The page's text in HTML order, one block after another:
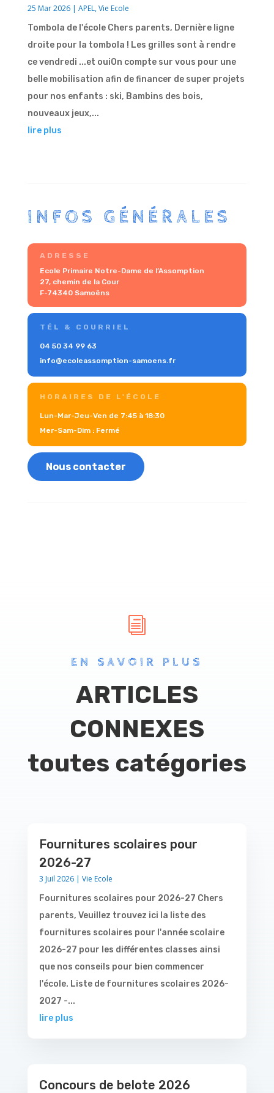
25 Mar 2026| APEL,Vie Ecole
Tombola de l'école Chers parents, Dernière ligne
droite pour la tombola ! Les grilles sont à rendre
ce vendredi ...et ouiOn compte sur vous pour une
belle mobilisation afin de financer de super projets
pour nos enfants : ski, Bambins des bois,
nouveaux jeux,...
lire plus
INFOS GÉNÉRALES
ADRESSE
Ecole Primaire Notre-Dame de l’Assomption
27, chemin de la Cour
F-74340 Samoëns
TÉL & COURRIEL
04 50 34 99 63
info@ecoleassomption-samoens.fr
HORAIRES DE L'ÉCOLE
Lun-Mar-Jeu-Ven de 7:45 à 18:30
Mer-Sam-Dim : Fermé
Nous contacter
i
EN SAVOIR PLUS
ARTICLES
CONNEXES
toutes catégories
Fournitures scolaires pour
2026-27
3 Juil 2026| Vie Ecole
Fournitures scolaires pour 2026-27 Chers
parents, Veuillez trouvez ici la liste des
fournitures scolaires pour l'année scolaire
2026-27 pour les différentes classes ainsi
que nos conseils pour bien commencer
l'école. Liste de fournitures scolaires 2026-
2027 -...
lire plus
Concours de belote 2026